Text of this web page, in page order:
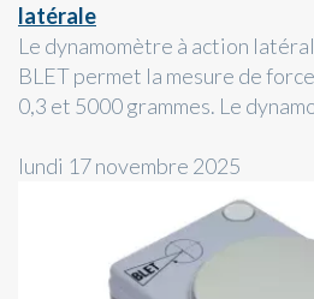
latérale
Le dynamomètre à action
BLET permet la mesure de
0,3 et 5000 grammes. Le
lundi 17 novembre 2025